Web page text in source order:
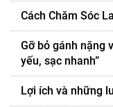
Cách Chăm Sóc
Gỡ bỏ gánh nặng
yếu, sạc nhanh”
Lợi ích và những